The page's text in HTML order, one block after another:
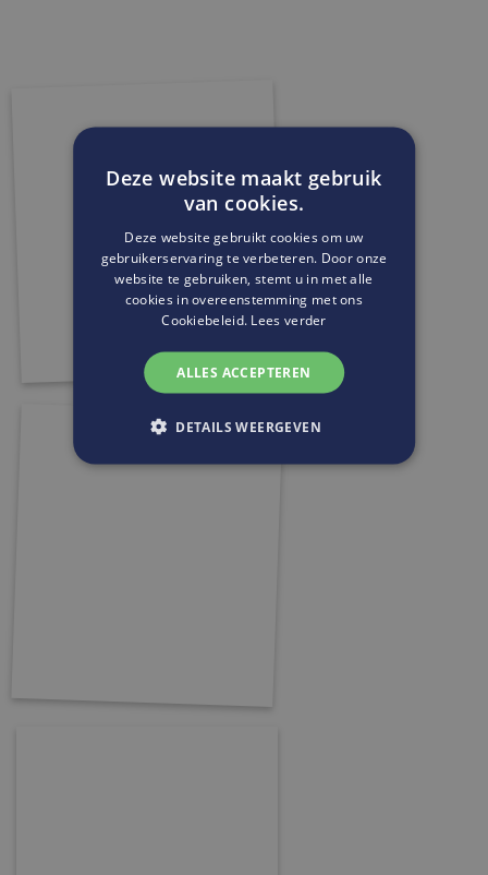
Deze website maakt gebruik
van cookies.
Deze website gebruikt cookies om uw
gebruikerservaring te verbeteren. Door onze
website te gebruiken, stemt u in met alle
cookies in overeenstemming met ons
Cookiebeleid. Lees verder
ALLES ACCEPTEREN
DETAILS WEERGEVEN